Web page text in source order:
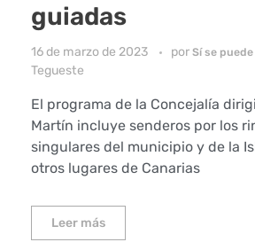
guiadas
16 de marzo de 2023 por Sí se
Tegueste
El programa de la Concejalía
Martín incluye senderos por los
singulares del municipio y de la
otros lugares de Canarias
Leer más